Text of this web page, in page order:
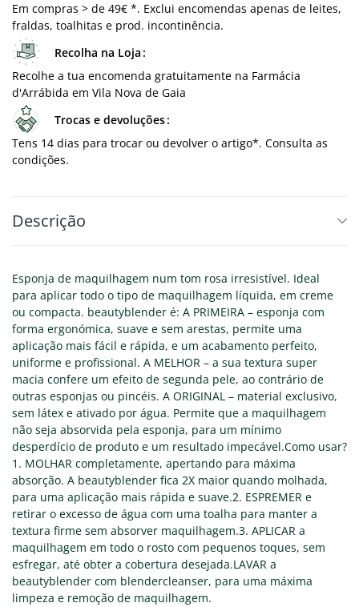
Em compras > de 49€ *. Exclui encomendas apenas de leites,
fraldas, toalhitas e prod. incontinência.
Recolha na Loja
Recolhe a tua encomenda gratuitamente na Farmácia
d'Arrábida em Vila Nova de Gaia
Trocas e devoluções
Tens 14 dias para trocar ou devolver o artigo*. Consulta as
condições.
Descrição
Esponja de maquilhagem num tom rosa irresistível. Ideal
para aplicar todo o tipo de maquilhagem líquida, em creme
ou compacta. beautyblender é: A PRIMEIRA – esponja com
forma ergonómica, suave e sem arestas, permite uma
aplicação mais fácil e rápida, e um acabamento perfeito,
uniforme e profissional. A MELHOR – a sua textura super
macia confere um efeito de segunda pele, ao contrário de
outras esponjas ou pincéis. A ORIGINAL – material exclusivo,
sem látex e ativado por água. Permite que a maquilhagem
não seja absorvida pela esponja, para um mínimo
desperdício de produto e um resultado impecável.Como usar?
1. MOLHAR completamente, apertando para máxima
absorção. A beautyblender fica 2X maior quando molhada,
para uma aplicação mais rápida e suave.2. ESPREMER e
retirar o excesso de água com uma toalha para manter a
textura firme sem absorver maquilhagem.3. APLICAR a
maquilhagem em todo o rosto com pequenos toques, sem
esfregar, até obter a cobertura desejada.LAVAR a
beautyblender com blendercleanser, para uma máxima
limpeza e remoção de maquilhagem.